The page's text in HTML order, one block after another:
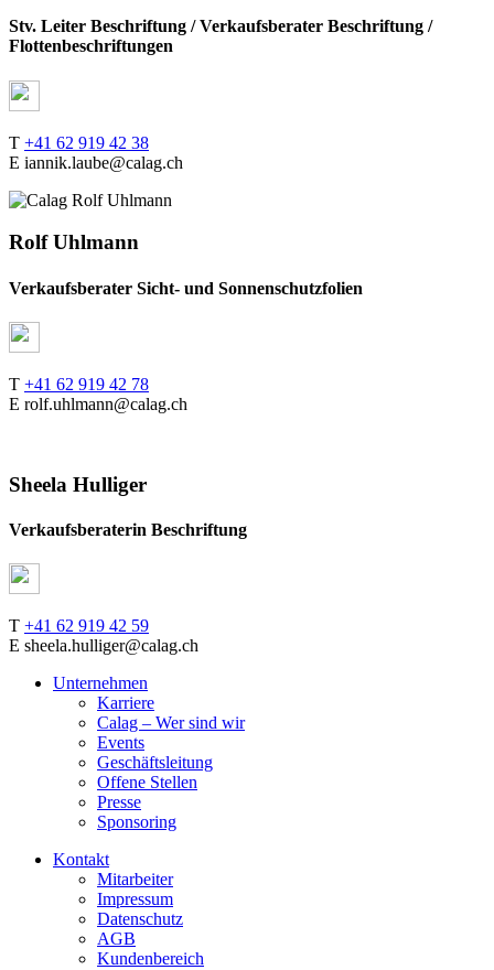
Stv. Leiter Beschriftung / Verkaufsberater Beschriftung /
Flottenbeschriftungen
T +41 62 919 42 38
E iannik.laube@calag.ch
Rolf Uhlmann
Verkaufsberater Sicht- und Sonnenschutzfolien
T +41 62 919 42 78
E rolf.uhlmann@calag.ch
Sheela Hulliger
Verkaufsberaterin Beschriftung
T +41 62 919 42 59
E sheela.hulliger@calag.ch
Unternehmen
Karriere
Calag – Wer sind wir
Events
Geschäftsleitung
Offene Stellen
Presse
Sponsoring
Kontakt
Mitarbeiter
Impressum
Datenschutz
AGB
Kundenbereich